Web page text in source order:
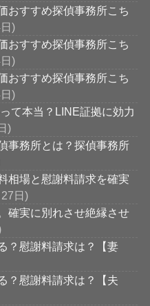
おすすめ探偵事務所こち
)
おすすめ探偵事務所こち
)
おすすめ探偵事務所こち
)
て本当？LINE証拠に効力
)
事務所とは？探偵事務所
相場と慰謝料請求を確実
日)
確実に別れさせ絶縁させ
？慰謝料請求は？【妻
？慰謝料請求は？【夫